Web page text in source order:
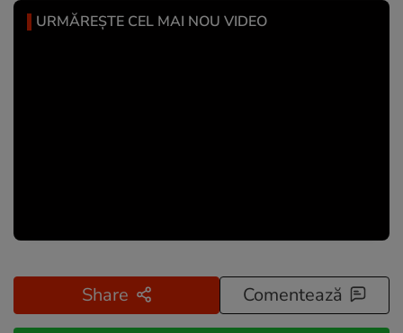
URMĂREȘTE CEL MAI NOU VIDEO
Share Comentează